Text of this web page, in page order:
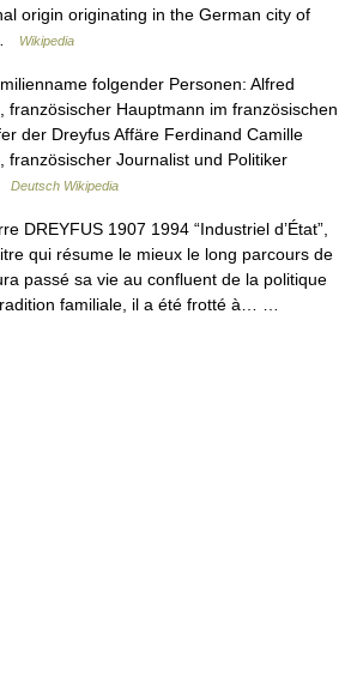
origin originating in the German city of
Wikipedia
folgender Personen: Alfred
französischer Hauptmann im französischen
der Dreyfus Affäre Ferdinand Camille
französischer Journalist und Politiker
Deutsch Wikipedia
DREYFUS 1907 1994 “Industriel d’État”,
qui résume le mieux le long parcours de
passé sa vie au confluent de la politique
familiale, il a été frotté à… …